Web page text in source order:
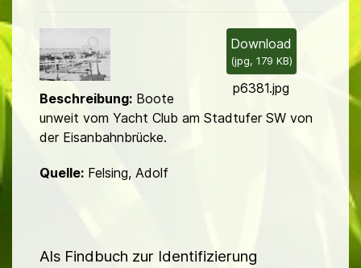
l
d
Download
(jpg, 179 KB)
p6381.jpg
Beschreibung: Boote
unweit vom Yacht Club am Stadtufer SW von
der Eisanbahnbrücke.
Quelle: Felsing, Adolf
Als Findbuch zur Identifizierung